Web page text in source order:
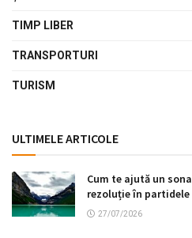
TIMP LIBER
TRANSPORTURI
TURISM
ULTIMELE ARTICOLE
Cum te ajută un
rezoluție în
27/07/2026